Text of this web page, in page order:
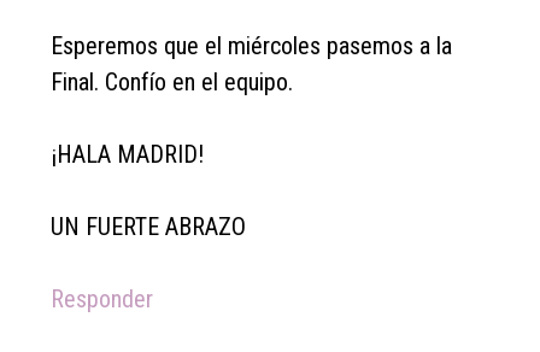
Esperemos que el miércoles pasemos a la
Final. Confío en el equipo.
¡HALA MADRID!
UN FUERTE ABRAZO
Responder